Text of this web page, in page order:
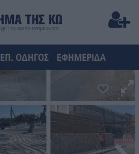
ΕΠ. ΟΔΗΓΟΣ ΕΦΗΜΕΡΙΔΑ